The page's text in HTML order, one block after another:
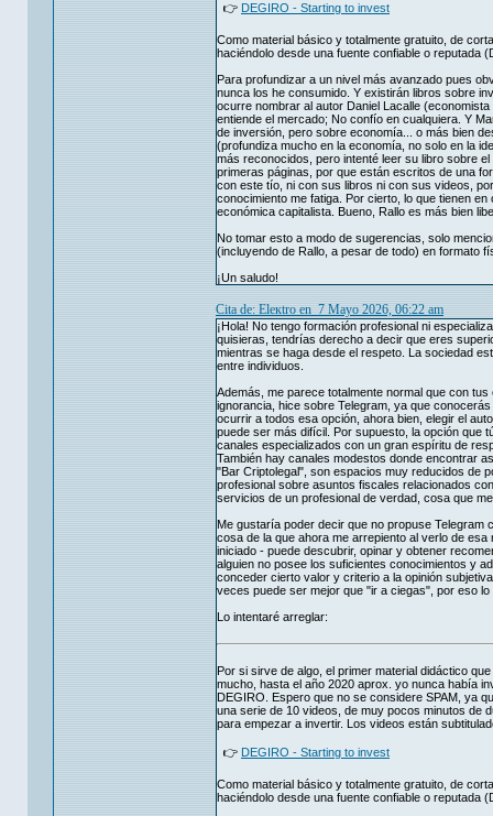
👉 DEGIRO - Starting to invest
Como material básico y totalmente gratuito, de
haciéndolo desde una fuente confiable o reputada
Para profundizar a un nivel más avanzado pues
nunca los he consumido. Y existirán libros sobre
ocurre nombrar al autor Daniel Lacalle
entiende el mercado; No confío en cualquiera. Y
de inversión, pero sobre economía... o más bien
(profundiza mucho en la economía, no solo en la
más reconocidos, pero intenté leer su libro sobre
primeras páginas, por que están escritos de una
con este tío, ni con sus libros ni con sus videos,
conocimiento me fatiga. Por cierto, lo que tienen
económica capitalista. Bueno, Rallo es más bien
No tomar esto a modo de sugerencias, solo
(incluyendo de Rallo, a pesar de todo) en formato
¡Un saludo!
Cita de: Eleкtro en 7 Mayo 2026, 06:22 am
¡Hola! No tengo formación profesional ni
quisieras, tendrías derecho a decir que eres
mientras se haga desde el respeto. La sociedad
entre individuos.
Además, me parece totalmente normal que con
ignorancia, hice sobre Telegram, ya que
ocurrir a todos esa opción, ahora bien, elegir el
puede ser más difícil. Por supuesto, la opción que
canales especializados con un gran espíritu de
También hay canales modestos donde encontrar
"Bar Criptolegal", son espacios muy reducidos de
profesional sobre asuntos fiscales relacionados
servicios de un profesional de verdad, cosa que
Me gustaría poder decir que no propuse Telegram
cosa de la que ahora me arrepiento al verlo de
iniciado - puede descubrir, opinar y obtener
alguien no posee los suficientes conocimientos y
conceder cierto valor y criterio a la opinión
veces puede ser mejor que "ir a ciegas", por eso lo
Lo intentaré arreglar:
Por si sirve de algo, el primer material didáctico
mucho, hasta el año 2020 aprox. yo nunca había
DEGIRO. Espero que no se considere SPAM, ya
una serie de 10 videos, de muy pocos minutos de
para empezar a invertir. Los videos están
👉 DEGIRO - Starting to invest
Como material básico y totalmente gratuito, de
haciéndolo desde una fuente confiable o reputada